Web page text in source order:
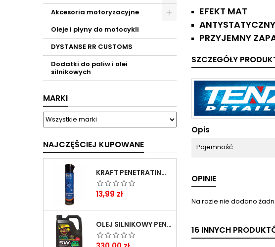
Akcesoria motoryzacyjne
Oleje i płyny do motocykli
DYSTANSE RR CUSTOMS
Dodatki do paliw i olei
silnikowych
MARKI
NAJCZĘŚCIEJ KUPOWANE
KRAFT PENETRATING OIL SPRAY 400 ML
Cena
13,99 zł
OLEJ SILNIKOWY PENRITE ENVIRO + 5W40 6L
EFEKT MAT
​ANTYSTATYCZNY
PRZYJEMNY
SZCZEGÓŁY
Opis
Pojemność
OPINIE
Na razie nie dodano
16 INNYCH